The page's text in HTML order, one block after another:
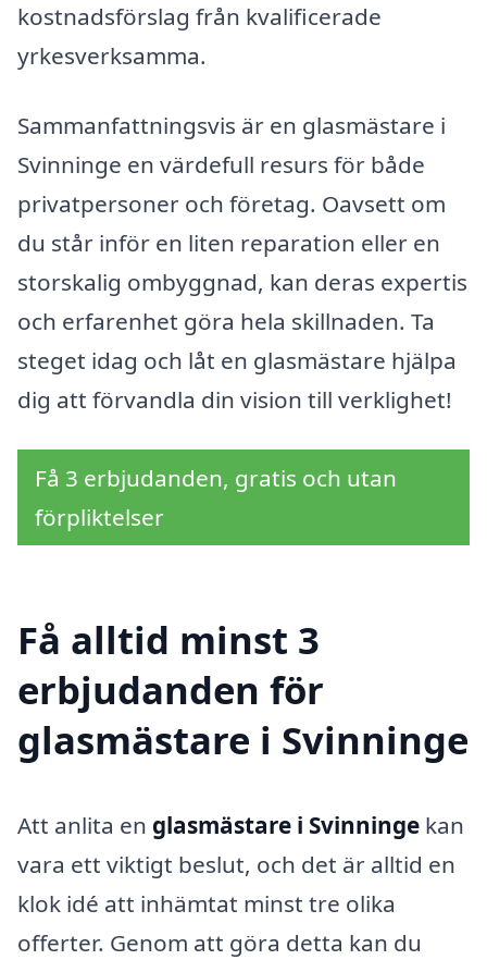
kostnadsförslag från kvalificerade
yrkesverksamma.
Sammanfattningsvis är en glasmästare i
Svinninge en värdefull resurs för både
privatpersoner och företag. Oavsett om
du står inför en liten reparation eller en
storskalig ombyggnad, kan deras expertis
och erfarenhet göra hela skillnaden. Ta
steget idag och låt en glasmästare hjälpa
dig att förvandla din vision till verklighet!
Få 3 erbjudanden, gratis och utan
förpliktelser
Få alltid minst 3
erbjudanden för
glasmästare i Svinninge
Att anlita en glasmästare i Svinninge kan
vara ett viktigt beslut, och det är alltid en
klok idé att inhämtat minst tre olika
offerter. Genom att göra detta kan du